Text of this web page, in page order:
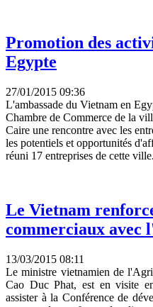
Promotion des
Egypte
27/01/2015 09:36
L'ambassade du Vietnam en
Chambre de Commerce de la
Caire une rencontre avec les
les potentiels et opportunités
réuni 17 entreprises de cette ville.
Le Vietnam
commerciaux avec
13/03/2015 08:11
Le ministre vietnamien de
Cao Duc Phat, est en visite
assister à la Conférence de